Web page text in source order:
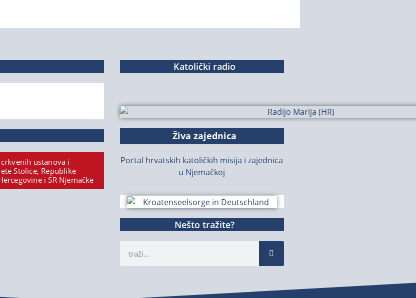
ustanova i
Stolice, Republike
i SR Njemačke
Katolički radio
Živa zajednica
Portal hrvatskih katoličkih misija i zajednica
u Njemačkoj
Nešto tražite?